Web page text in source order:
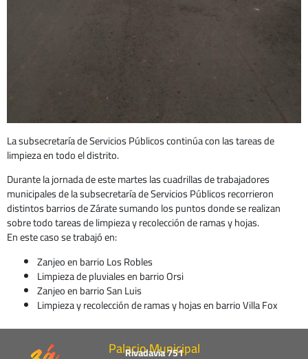
La subsecretaría de Servicios Públicos continúa con las tareas de
limpieza en todo el distrito.
Durante la jornada de este martes las cuadrillas de trabajadores
municipales de la subsecretaría de Servicios Públicos recorrieron
distintos barrios de Zárate sumando los puntos donde se realizan
sobre todo tareas de limpieza y recolección de ramas y hojas.
En este caso se trabajó en:
Zanjeo en barrio Los Robles
Limpieza de pluviales en barrio Orsi
Zanjeo en barrio San Luis
Limpieza y recolección de ramas y hojas en barrio Villa Fox
Palacio Municipal
Rivadavia 751